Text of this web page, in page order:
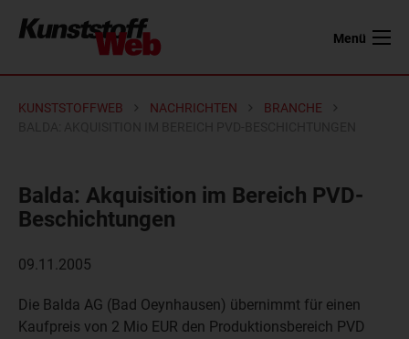
Menü
KUNSTSTOFFWEB NACHRICHTEN
BRANCHE
Balda: Akquisition im Bereich PVD-
Beschichtungen
09.11.2005
Die Balda AG (Bad Oeynhausen) übernimmt für einen
Kaufpreis von 2 Mio EUR den Produktionsbereich PVD